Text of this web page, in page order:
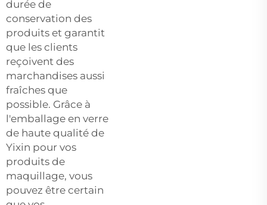
durée de
conservation des
produits et garantit
que les clients
reçoivent des
marchandises aussi
fraîches que
possible. Grâce à
l'emballage en verre
de haute qualité de
Yixin pour vos
produits de
maquillage, vous
pouvez être certain